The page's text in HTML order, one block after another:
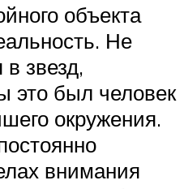
объекта
Не
звезд,
это был человек
окружения.
внимания